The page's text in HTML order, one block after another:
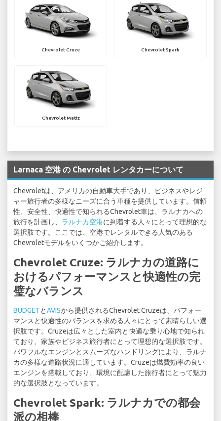
Chevrolet Cruze Chevrolet Spark
Chevrolet Matiz
Larnaca 空港 の Chevrolet レンタカーについて
Chevroletは、アメリカの自動車大手であり、ビジネスやレジ
ャー旅行者の多様なニーズに合う車種を提供しています。信頼
性、安全性、快適性で知られるChevrolet車は、ラルナカへの
旅行を計画し、 ラルナカ空港に到着する人々にとって理想的な
選択肢です。ここでは、空港でレンタルできる人気のある
Chevroletモデルをいくつかご紹介します。
Chevrolet Cruze: ラルナカの道路に
おけるパフォーマンスと快適性の完
璧なバランス
BUDGETとAVISから提供されるChevrolet Cruzeは、パフォー
マンスと快適性のバランスを求める人々にとって素晴らしい選
択肢です。Cruzeは広々とした室内と快適な乗り心地で知られ
ており、家族やビジネス旅行者にとって理想的な選択肢です。
パワフルなエンジンとスムーズなハンドリングにより、ラルナ
カの多様な道路状況に適しています。Cruzeは燃費効率の良い
エンジンを搭載しており、環境に配慮した旅行者にとって魅力
的な選択肢となっています。
Chevrolet Spark: ラルナカでの都会
派の相棒